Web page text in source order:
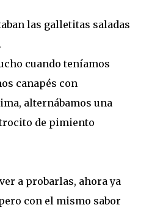
las galletitas saladas
cuando teníamos
canapés con
alternábamos una
de pimiento
a probarlas, ahora ya
con el mismo sabor